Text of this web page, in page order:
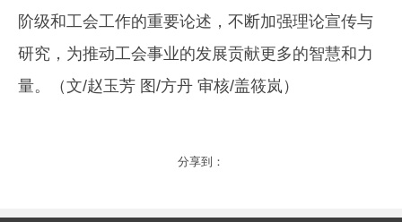
阶级和工会工作的重要论述，不断加强理论宣传与
研究，为推动工会事业的发展贡献更多的智慧和力
量。（文/赵玉芳 图/方丹 审核/盖筱岚）
分享到：